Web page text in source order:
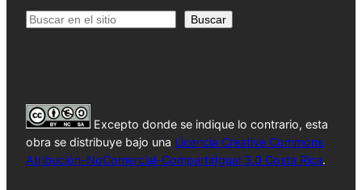
Buscar Buscar
Excepto donde se indique lo contrario, esta
obra se distribuye bajo una Licencia Creative Commons
Atribución-NoComercial-CompartirIgual 3.0 Costa Rica.